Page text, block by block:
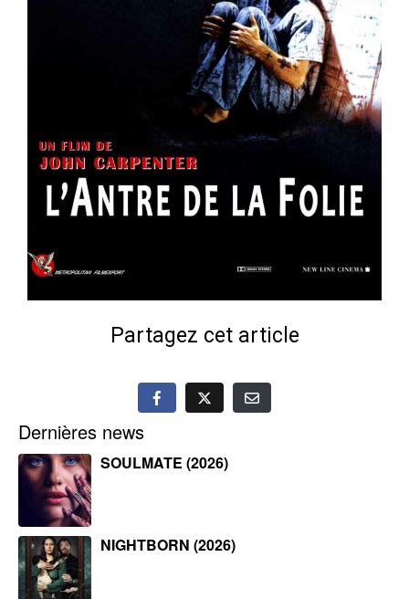
Partagez cet article
Dernières news
SOULMATE (2026)
NIGHTBORN (2026)